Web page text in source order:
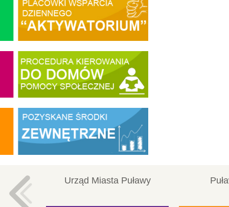
Urząd Miasta Puławy